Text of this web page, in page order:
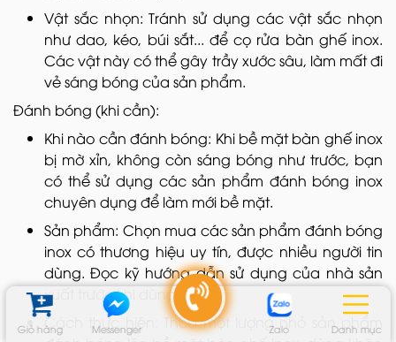
Giỏ hàng Messenger Zalo Danh mục
Vật sắc nhọn: Tránh sử dụng các vật sắc nhọn
như dao, kéo, búi sắt... để cọ rửa bàn ghế inox.
Các vật này có thể gây trầy xước sâu, làm mất đi
vẻ sáng bóng của sản phẩm.
Đánh bóng (khi cần):
Khi nào cần đánh bóng: Khi bề mặt bàn ghế inox
bị mờ xỉn, không còn sáng bóng như trước, bạn
có thể sử dụng các sản phẩm đánh bóng inox
chuyên dụng để làm mới bề mặt.
Sản phẩm: Chọn mua các sản phẩm đánh bóng
inox có thương hiệu uy tín, được nhiều người tin
dùng. Đọc kỹ hướng dẫn sử dụng của nhà sản
xuất trước khi dùng.
Cách thực hiện: Thoa một lượng nhỏ sản phẩm